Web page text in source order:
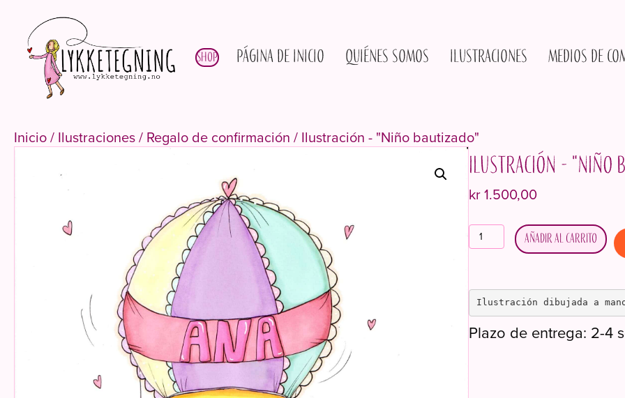
Shop Página de inicio Quiénes somos Ilustraciones Medios de
Inicio/ Ilustraciones/ Regalo de confirmación / Ilustración - "Niño bautizado"
Ilustración - "Niño
kr1.500,00
Illustrasjon
-
cantidad
Añadir al carrito
Ilustración dibujada a
Plazo de entrega: 2-4